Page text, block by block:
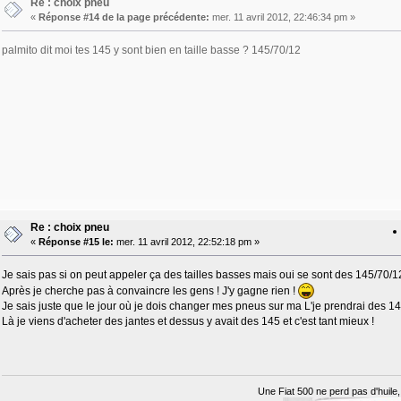
Re : choix pneu
« Réponse #14 de la page précédente: mer. 11 avril 2012, 22:46:34 pm »
palmito dit moi tes 145 y sont bien en taille basse ? 145/70/12
Re : choix pneu
« Réponse #15 le: mer. 11 avril 2012, 22:52:18 pm »
Je sais pas si on peut appeler ça des tailles basses mais oui se sont des 145/70/
Après je cherche pas à convaincre les gens ! J'y gagne rien !
Je sais juste que le jour où je dois changer mes pneus sur ma L'je prendrai des
Là je viens d'acheter des jantes et dessus y avait des 145 et c'est tant mieux !
Une Fiat 500 ne perd pas